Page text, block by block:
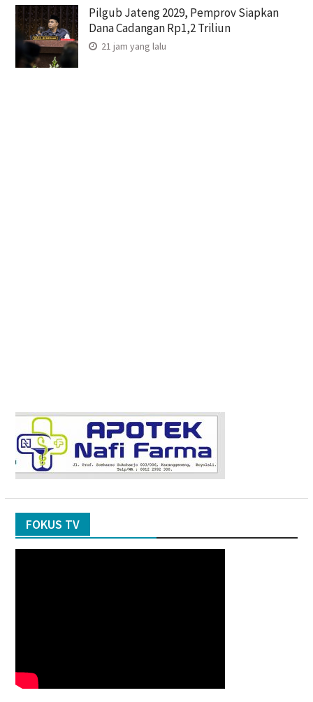
Pilgub Jateng 2029, Pemprov Siapkan
Dana Cadangan Rp1,2 Triliun
21 jam yang lalu
FOKUS TV